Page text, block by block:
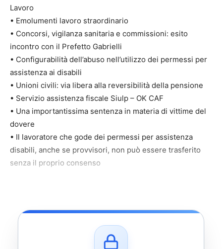
Lavoro
• Emolumenti lavoro straordinario
• Concorsi, vigilanza sanitaria e commissioni: esito
incontro con il Prefetto Gabrielli
• Configurabilità dell’abuso nell’utilizzo dei permessi per
assistenza ai disabili
• Unioni civili: via libera alla reversibilità della pensione
• Servizio assistenza fiscale Siulp – OK CAF
• Una importantissima sentenza in materia di vittime del
dovere
• Il lavoratore che gode dei permessi per assistenza
disabili, anche se provvisori, non può essere trasferito
senza il proprio consenso